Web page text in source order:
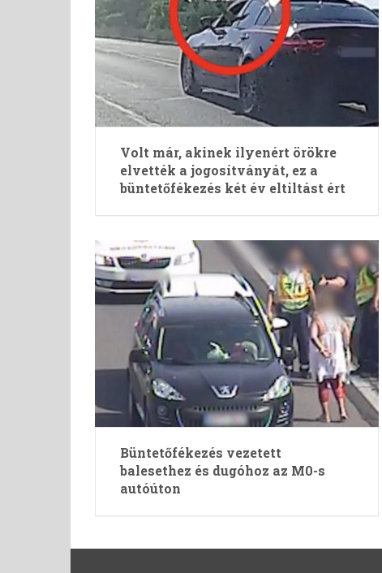
Volt már, akinek ilyenért örökre
elvették a jogosítványát, ez a
büntetőfékezés két év eltiltást ért
Büntetőfékezés vezetett
balesethez és dugóhoz az M0-s
autóúton